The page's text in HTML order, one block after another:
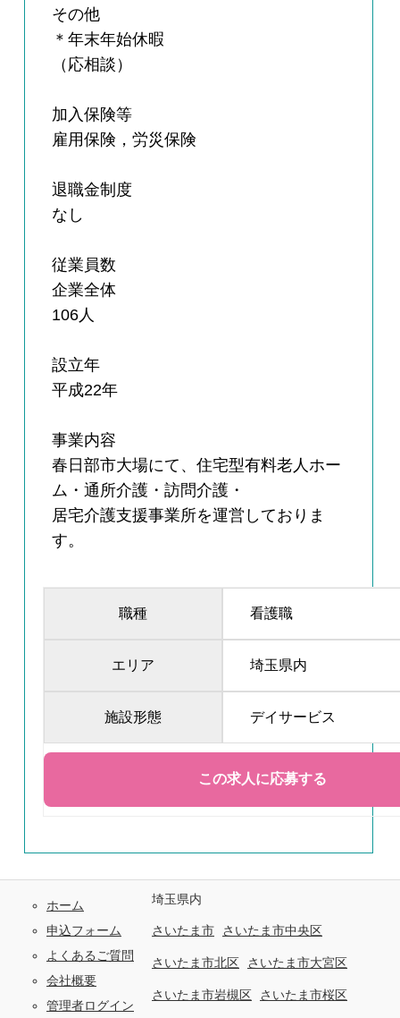
その他
＊年末年始休暇
（応相談）
加入保険等
雇用保険，労災保険
退職金制度
なし
従業員数
企業全体
106人
設立年
平成22年
事業内容
春日部市大場にて、住宅型有料老人ホー
ム・通所介護・訪問介護・
居宅介護支援事業所を運営しておりま
す。
職種 看護職
エリア 埼玉県内
施設形態 デイサービス
ホーム
申込フォーム
よくあるご質問
会社概要
管理者ログイン
埼玉県内
さいたま市 さいたま市中央区
さいたま市北区 さいたま市大宮区
さいたま市岩槻区 さいたま市桜区